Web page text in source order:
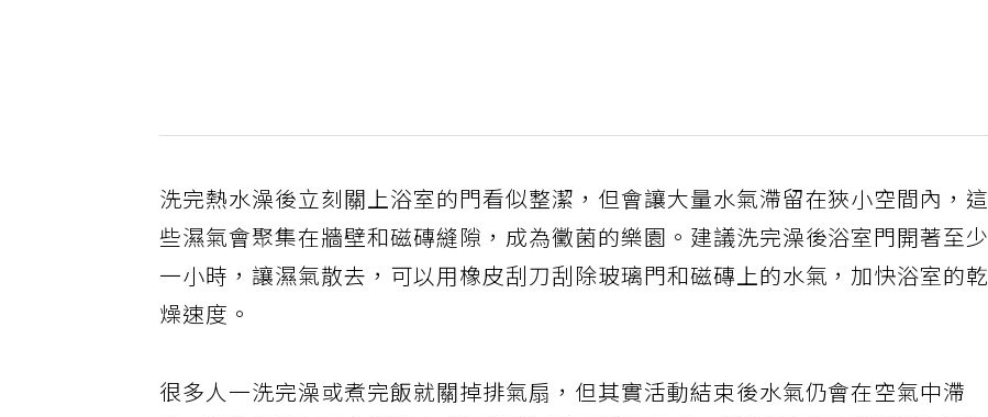
洗完熱水澡後立刻關上浴室的門看似整潔，但會讓大量水氣滯留在狹小空間內，這
些濕氣會聚集在牆壁和磁磚縫隙，成為黴菌的樂園。建議洗完澡後浴室門開著至少
一小時，讓濕氣散去，可以用橡皮刮刀刮除玻璃門和磁磚上的水氣，加快浴室的乾
燥速度。
很多人一洗完澡或煮完飯就關掉排氣扇，但其實活動結束後水氣仍會在空氣中滯